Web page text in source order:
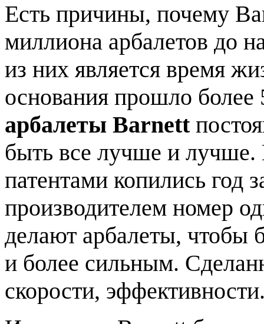
Есть причины, почему
миллиона арбалетов до
из них является время
основания прошло более
арбалеты Barnett
быть все лучше и
патентами копились год
производителем номер
делают арбалеты, чтобы
и более сильным.
скорости,